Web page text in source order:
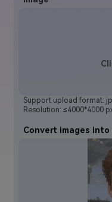
Support upload format:
Resolution: ≤4000*4000
Convert images